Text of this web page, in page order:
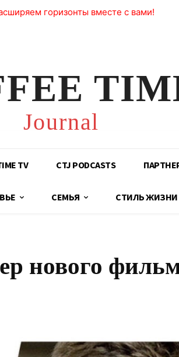
горизонты вместе с вами!
Journal
TV CTJ PODCASTS
СЕМЬЯ СТИЛЬ ЖИЗНИ
нового